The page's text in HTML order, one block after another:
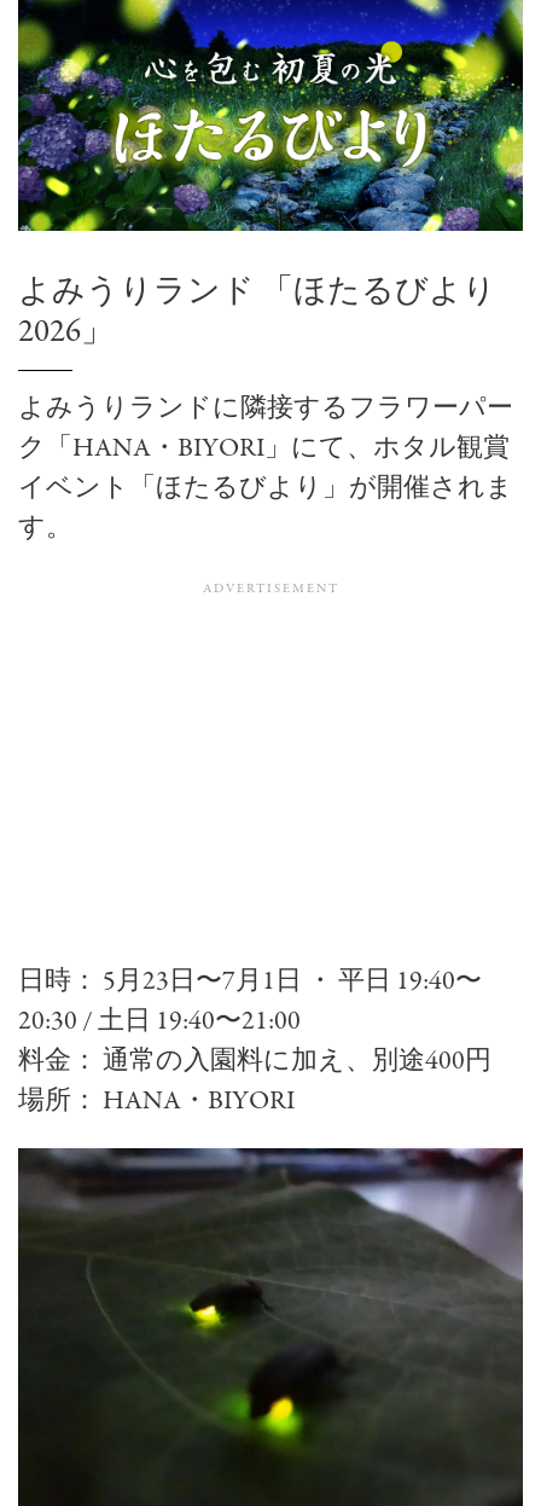
よみうりランド 「ほたるびより
2026」
よみうりランドに隣接するフラワーパー
ク「HANA・BIYORI」にて、ホタル観賞
イベント「ほたるびより」が開催されま
す。
日時： 5月23日〜7月1日 ・ 平日 19:40〜
20:30 / 土日 19:40〜21:00
料金： 通常の入園料に加え、別途400円
場所： HANA・BIYORI